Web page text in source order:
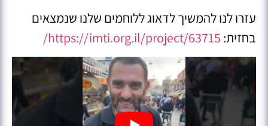
עזרו לנו להמשיך לדאוג ללוחמים שלנו שנמצאים
בחזית: https://imti.org.il/project/63715/